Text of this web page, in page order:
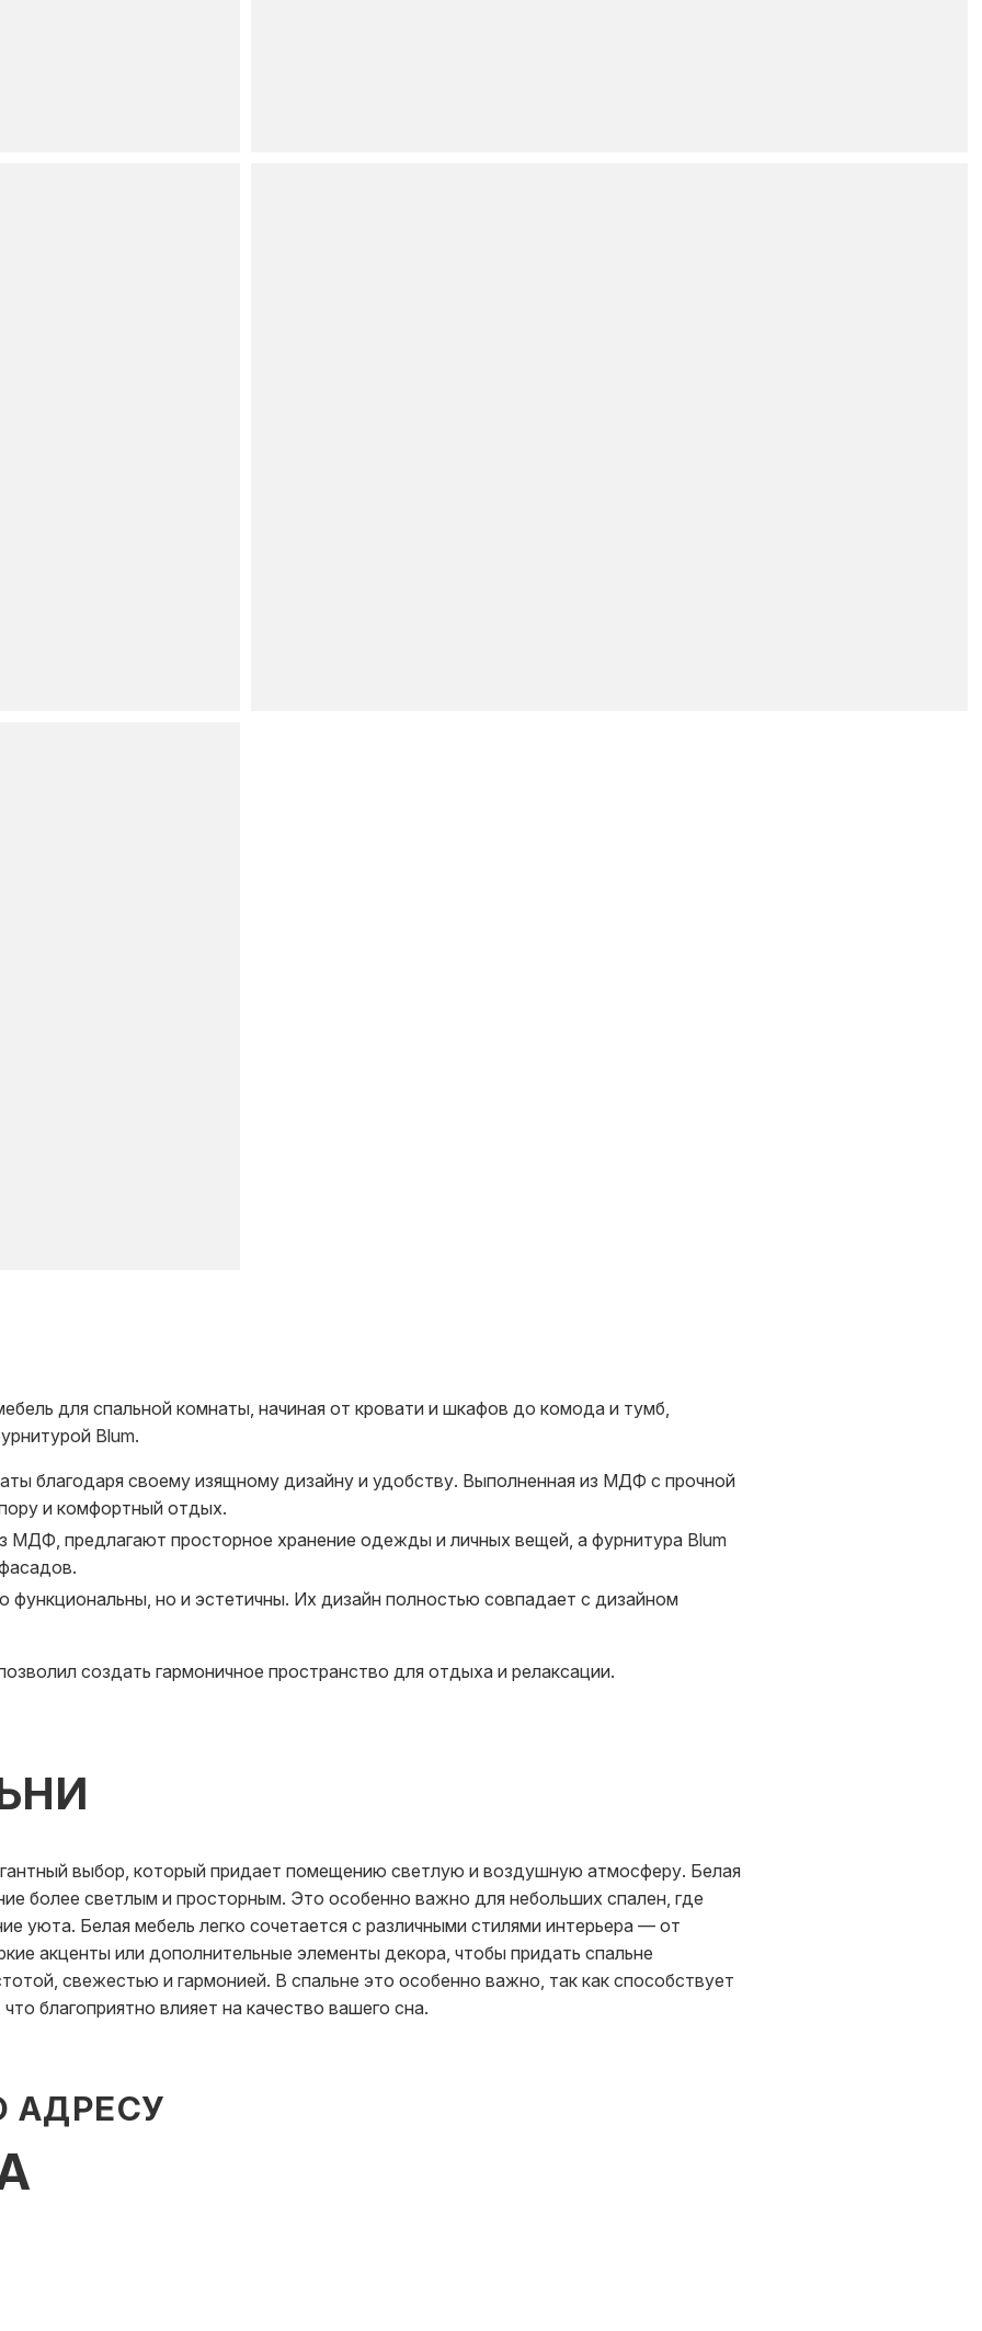
для спальной комнаты, начиная от кровати и шкафов до комода и тумб,
Blum.
благодаря своему изящному дизайну и удобству. Выполненная из МДФ с прочной
и комфортный отдых.
МДФ, предлагают просторное хранение одежды и личных вещей, а фурнитура Blum
функциональны, но и эстетичны. Их дизайн полностью совпадает с дизайном
создать гармоничное пространство для отдыха и релаксации.
выбор, который придает помещению светлую и воздушную атмосферу. Белая
более светлым и просторным. Это особенно важно для небольших спален, где
уюта. Белая мебель легко сочетается с различными стилями интерьера — от
акценты или дополнительные элементы декора, чтобы придать спальне
свежестью и гармонией. В спальне это особенно важно, так как способствует
благоприятно влияет на качество вашего сна.
АДРЕСУ